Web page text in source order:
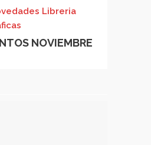
Libreria
NOVIEMBRE